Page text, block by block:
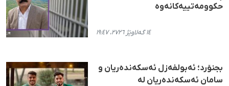
حکوومەتییەکانەوە
١٤ گەلاوێژ ٢٧٢٦، ١٩:٤٧
بجنۆرد؛ ئەبولفەزل ئەسکەندەریان و
سامان ئەسکەندەریان لە